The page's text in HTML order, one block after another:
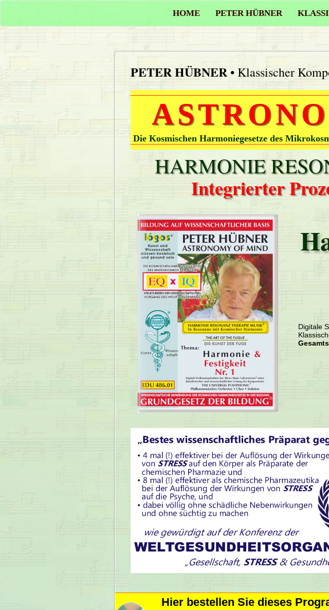
HOME PETER HÜBNER
PETER HÜBNER• Klassischer
Die Kosmischen Harmoniegesetze des
HARMONIE
Integrierter
Digitale
Hier bestellen Sie dieses